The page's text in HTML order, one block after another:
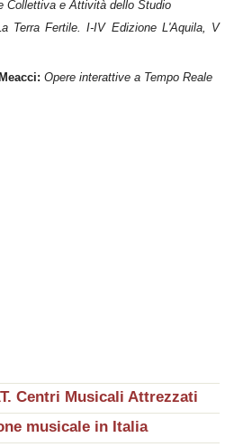
Collettiva e Attività dello Studio
Terra Fertile. I-IV Edizione L'Aquila, V
Opere interattive a Tempo Reale
Centri Musicali Attrezzati
musicale in Italia